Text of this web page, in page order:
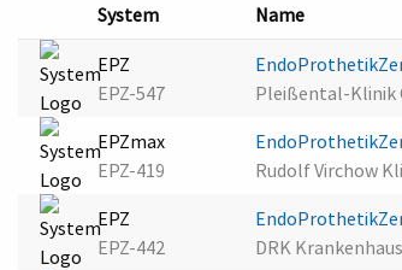
System Name
EPZ
EPZ-547
Pleißental-Klinik
EPZmax
EPZ-419
Rudolf Virchow
EPZ
EPZ-442
DRK